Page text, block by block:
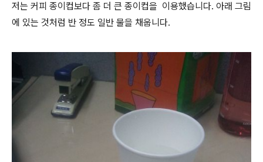
저는 커피 종이컵보다 좀 더 큰 종이컵을 이용했습니다. 아래 그림
에 있는 것처럼 반 정도 일반 물을 채웁니다.